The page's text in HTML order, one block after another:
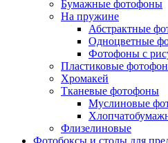
Бумажные фотофоны
На пружине
Абстрактные
Одноцветные
Фотофоны с
Пластиковые
Хромакей
Тканевые фотофоны
Муслиновые
Флизелиновые
Фотобоксы и столы для